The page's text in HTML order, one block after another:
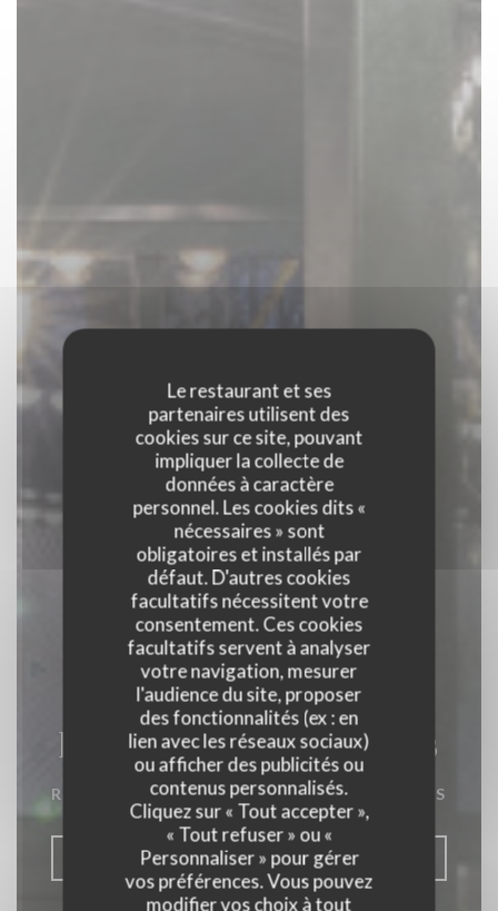
Le restaurant et ses
partenaires utilisent des
cookies sur ce site, pouvant
impliquer la collecte de
données à caractère
personnel. Les cookies dits «
nécessaires » sont
obligatoires et installés par
défaut. D'autres cookies
facultatifs nécessitent votre
consentement. Ces cookies
facultatifs servent à analyser
votre navigation, mesurer
l'audience du site, proposer
des fonctionnalités (ex : en
lien avec les réseaux sociaux)
ou afficher des publicités ou
contenus personnalisés.
Cliquez sur « Tout accepter »,
« Tout refuser » ou «
Personnaliser » pour gérer
vos préférences. Vous pouvez
modifier vos choix à tout
La Closerie des Lilas
RESTAURANT GASTRONOMIQUE PARIS
RÉSERVER